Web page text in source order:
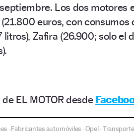
Los dos motores
euros, con consumos
Zafira (26.900; solo el
EL MOTOR desde
·Fabricantes automóviles ·Opel ·Transporte